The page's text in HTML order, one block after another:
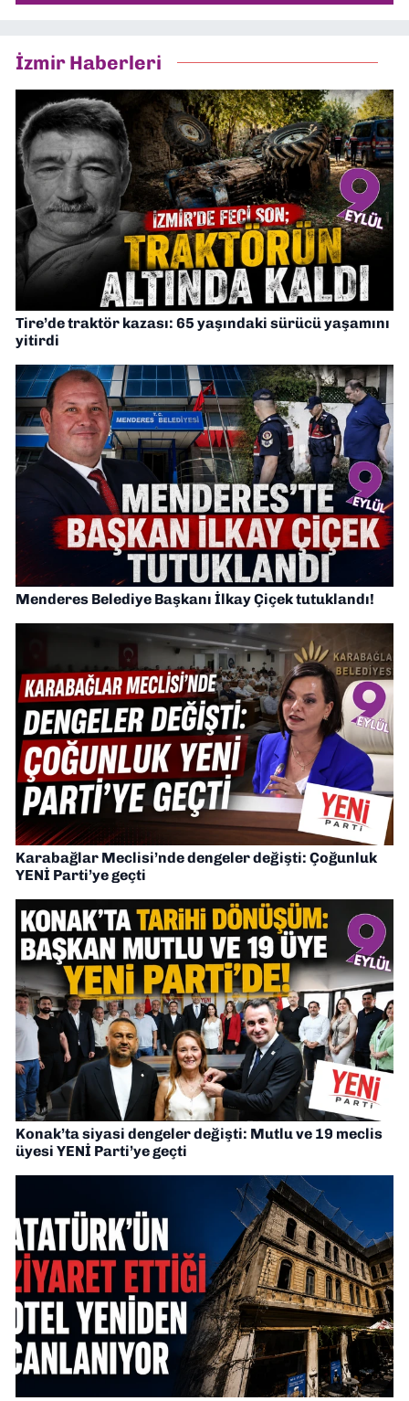
İzmir Haberleri
Tire’de traktör kazası: 65 yaşındaki sürücü yaşamını
yitirdi
Menderes Belediye Başkanı İlkay Çiçek tutuklandı!
Karabağlar Meclisi’nde dengeler değişti: Çoğunluk
YENİ Parti’ye geçti
Konak’ta siyasi dengeler değişti: Mutlu ve 19 meclis
üyesi YENİ Parti’ye geçti